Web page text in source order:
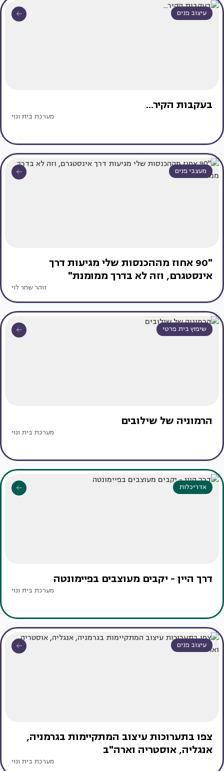
עיצוב פנים
בעקבות הקיר...
מערכת בית ונוי
מעצבי פנים
"90 אחוז מההכנסות שלי מגיעות דרך
אינסטגרם, וזה לא בדרך ממומנת"
זוהר שחר לוי
שיפוץ בית פרטי
הרמוניה של שילובים
מערכת בית ונוי
אדריכלות
דרך היין - יקבים מעוצבים בפיימונטה
מערכת בית ונוי
עיצוב פנים
צפו בתערוכות עיצוב המתקיימות בגרמניה,
אנגליה, אוסטריה וארה"ב
מערכת בית ונוי